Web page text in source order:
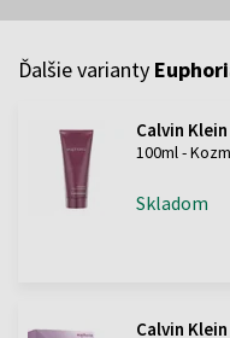
Ďalšie varianty
Calvin
100ml -
Skladom
Calvin